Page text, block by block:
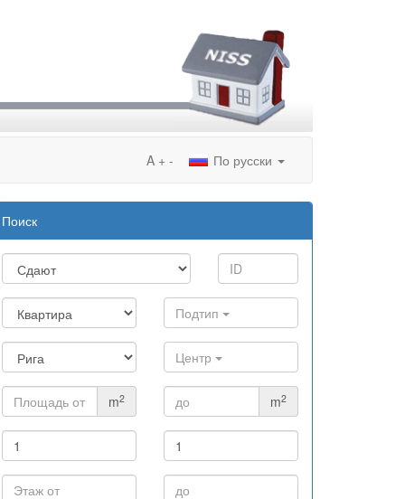
По русски
A + -
Поиск
Подтип
Центр
m2 m2